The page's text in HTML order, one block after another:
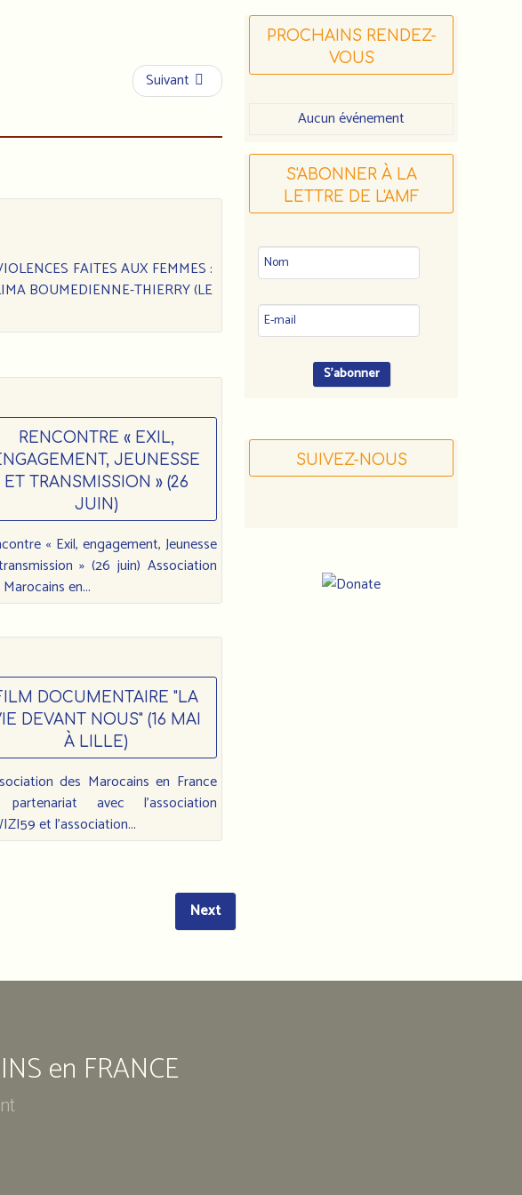
Suivant
FAITES AUX FEMMES :
BOUMEDIENNE-THIERRY (LE
RENCONTRE « EXIL,
JEUNESSE
ET TRANSMISSION » (26
JUIN)
« Exil, engagement, Jeunesse
» (26 juin) Association
en...
DOCUMENTAIRE "LA
DEVANT NOUS" (16 MAI
À LILLE)
des Marocains en France
avec l'association
et l'association...
Next
PROCHAINS RENDEZ-
VOUS
Aucun événement
S'ABONNER À LA
LETTRE DE L'AMF
SUIVEZ-NOUS
Vaillant
en FRANCE